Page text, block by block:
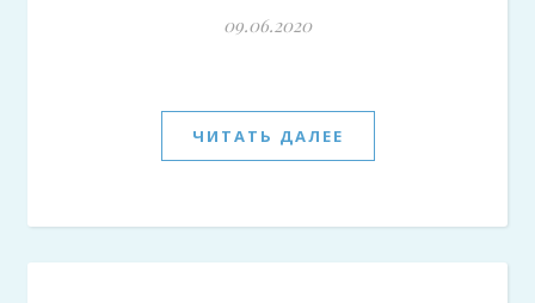
09.06.2020
ЧИТАТЬ ДАЛЕЕ